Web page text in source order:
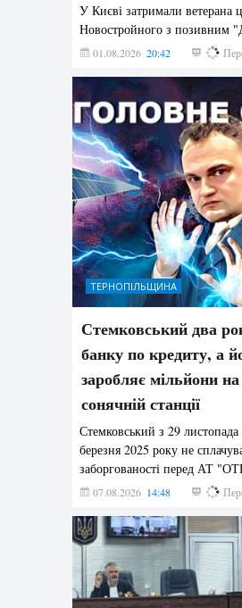
У Києві затримали ветерана
Новостройного з позивним
01.08.2026 20:42 187
ТЕРНОПІЛЬЩИНА
Стемковський два
банку по кредиту, а
заробляє мільйони на
сонячній станції
Стемковський з 29
березня 2025 року не
заборгованості перед АТ
07.08.2026 14:48 180